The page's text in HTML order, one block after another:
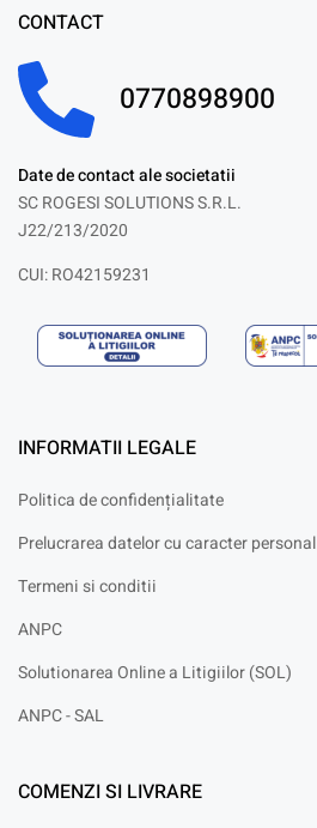
CONTACT
0770898900
Date de contact ale societatii
SC ROGESI SOLUTIONS S.R.L.
J22/213/2020
CUI: RO42159231
INFORMATII LEGALE
Politica de confidențialitate
Prelucrarea datelor cu caracter personal
Termeni si conditii
ANPC
Solutionarea Online a Litigiilor (SOL)
ANPC - SAL
COMENZI SI LIVRARE